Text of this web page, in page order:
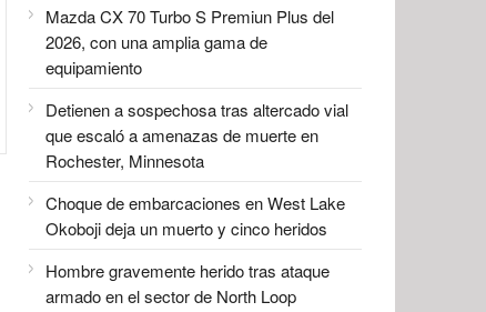
Mazda CX 70 Turbo S Premiun Plus del
2026, con una amplia gama de
equipamiento
Detienen a sospechosa tras altercado vial
que escaló a amenazas de muerte en
Rochester, Minnesota
Choque de embarcaciones en West Lake
Okoboji deja un muerto y cinco heridos
Hombre gravemente herido tras ataque
armado en el sector de North Loop